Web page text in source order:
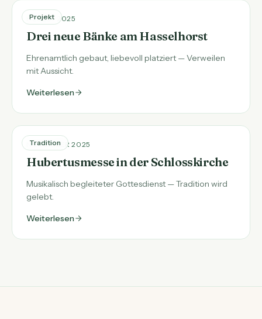
Projekt
HERBST 2025
Drei neue Bänke am Hasselhorst
Ehrenamtlich gebaut, liebevoll platziert — Verweilen
mit Aussicht.
Weiterlesen
Tradition
NOVEMBER 2025
Hubertusmesse in der Schlosskirche
Musikalisch begleiteter Gottesdienst — Tradition wird
gelebt.
Weiterlesen